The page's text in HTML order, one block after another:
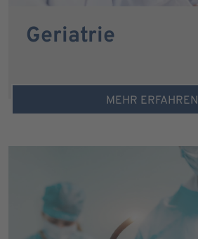
Geriatrie
MEHR ERFAHREN